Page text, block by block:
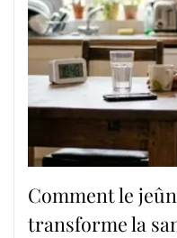
Comment le
transforme la